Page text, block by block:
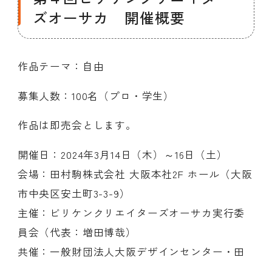
ズオーサカ 開催概要
作品テーマ：自由
募集人数：100名（プロ・学生）
作品は即売会とします。
開催日：2024年3月14日（木）～16日（土）
会場：田村駒株式会社 大阪本社2F ホール（大阪
市中央区安土町3-3-9）
主催：ビリケンクリエイターズオーサカ実行委
員会（代表：増田博哉）
共催：一般財団法人大阪デザインセンター・田